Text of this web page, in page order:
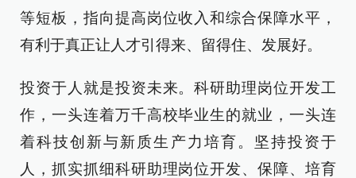
等短板，指向提高岗位收入和综合保障水平，
有利于真正让人才引得来、留得住、发展好。
投资于人就是投资未来。科研助理岗位开发工
作，一头连着万千高校毕业生的就业，一头连
着科技创新与新质生产力培育。坚持投资于
人，抓实抓细科研助理岗位开发、保障、培育